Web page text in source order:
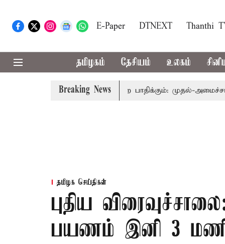
E-Paper DTNEXT Thanthi
தமிழகம் தேசியம் உலகம்
Breaking News
தொகுதி மறுவரையறை பாதிக்கும்: முதல்-அமைச்சர்
தமிழக செய்திகள்
புதிய
பயணம் இனி 3 மணி